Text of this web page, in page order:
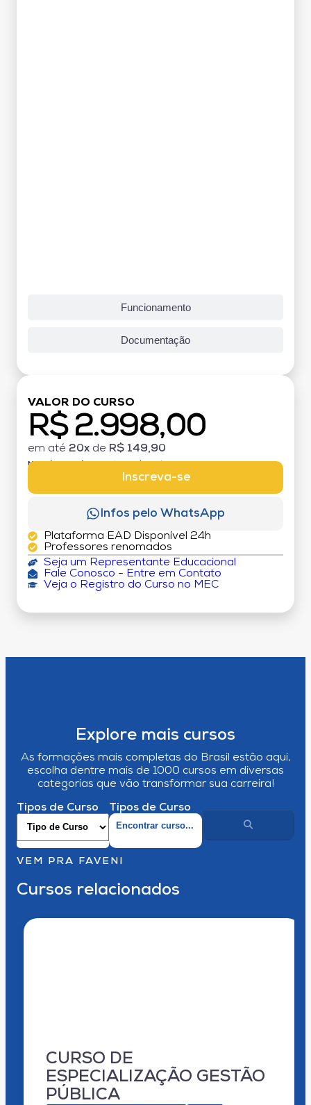
Funcionamento
Documentação
VALOR DO CURSO
R$ 2.998,00
em até 20x de R$ 149,90
MATRÍCULA:
Inscreva-se
Infos pelo WhatsApp
Plataforma EAD Disponível 24h
Professores renomados
Seja um Representante Educacional
Fale Conosco - Entre em Contato
Veja o Registro do Curso no MEC
Explore mais cursos
As formações mais completas do Brasil estão aqui,
escolha dentre mais de 1000 cursos em diversas
categorias que vão transformar sua carreira!
Tipos de Curso Tipos de Curso
VEM PRA FAVENI
Cursos relacionados
CURSO DE
ESPECIALIZAÇÃO GESTÃO
PÚBLICA